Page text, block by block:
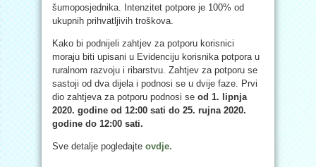
šumoposjednika. Intenzitet potpore je 100% od
ukupnih prihvatljivih troškova.
Kako bi podnijeli zahtjev za potporu korisnici
moraju biti upisani u Evidenciju korisnika potpora u
ruralnom razvoju i ribarstvu. Zahtjev za potporu se
sastoji od dva dijela i podnosi se u dvije faze. Prvi
dio zahtjeva za potporu podnosi se od 1. lipnja
2020. godine od 12:00 sati do 25. rujna 2020.
godine do 12:00 sati.
Sve detalje pogledajte ovdje.